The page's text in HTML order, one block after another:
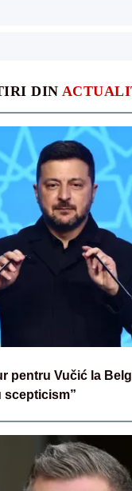
DIN
pentru Vučić la
scepticism”